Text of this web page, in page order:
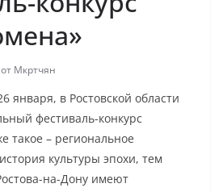
Мкртчян
января, в Ростовской области
фестиваль-конкурс
такое – региональное
культуры эпохи, тем
на-Дону имеют